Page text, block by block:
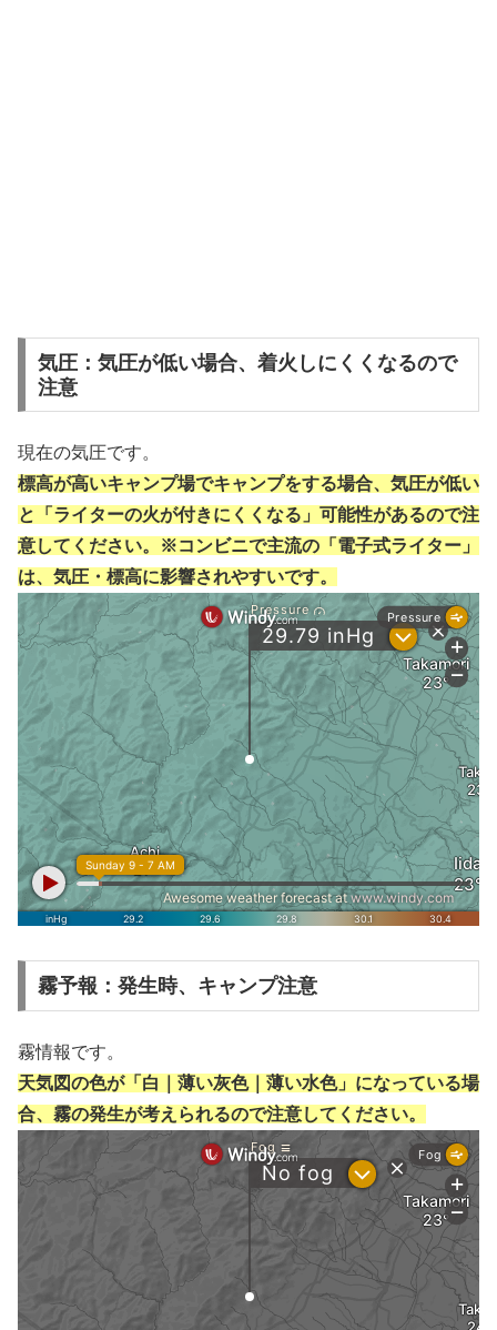
気圧：気圧が低い場合、着火しにくくなるので
注意
現在の気圧です。
標高が高いキャンプ場でキャンプをする場合、気圧が低い
と「ライターの火が付きにくくなる」可能性があるので注
意してください。※コンビニで主流の「電子式ライター」
は、気圧・標高に影響されやすいです。
霧予報：発生時、キャンプ注意
霧情報です。
天気図の色が「白｜薄い灰色｜薄い水色」になっている場
合、霧の発生が考えられるので注意してください。